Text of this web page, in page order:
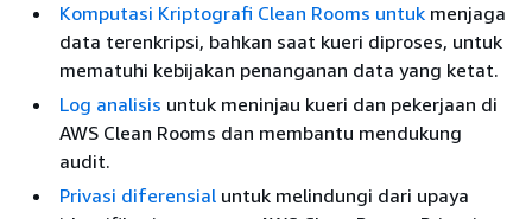
Komputasi Kriptografi Clean Rooms untuk menjaga
data terenkripsi, bahkan saat kueri diproses, untuk
mematuhi kebijakan penanganan data yang ketat.
Log analisis untuk meninjau kueri dan pekerjaan di
AWS Clean Rooms dan membantu mendukung
audit.
Privasi diferensial untuk melindungi dari upaya